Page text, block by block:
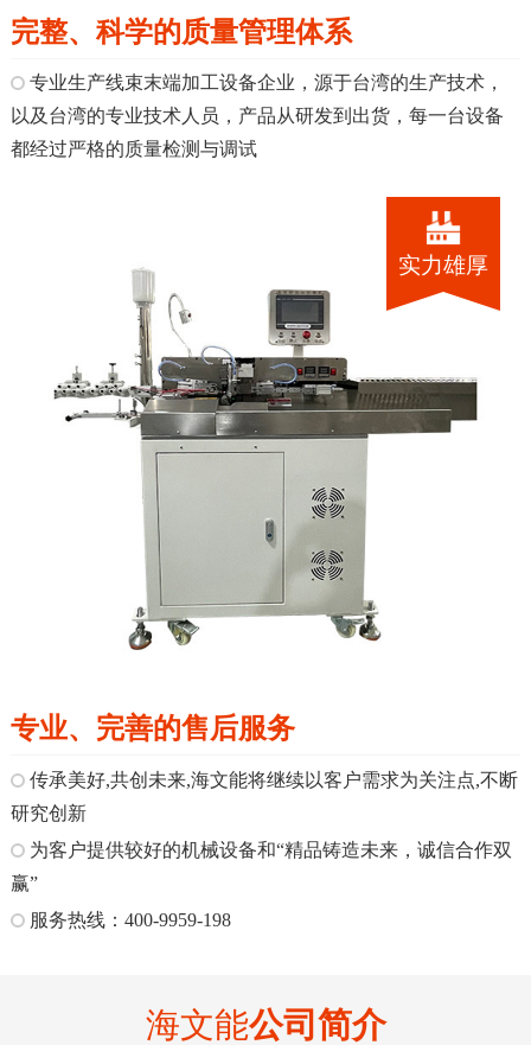
完整、科学的质量管理体系
专业生产线束末端加工设备企业，源于台湾的生产技术，
以及台湾的专业技术人员，产品从研发到出货，每一台设备
都经过严格的质量检测与调试
实力雄厚
专业、完善的售后服务
传承美好,共创未来,海文能将继续以客户需求为关注点,不断
研究创新
为客户提供较好的机械设备和“精品铸造未来，诚信合作双
赢”
服务热线：400-9959-198
海文能公司简介